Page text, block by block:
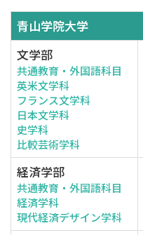
青山学院大学
文学部
共通教育・外国語科目
英米文学科
フランス文学科
日本文学科
史学科
比較芸術学科
経済学部
共通教育・外国語科目
経済学科
現代経済デザイン学科